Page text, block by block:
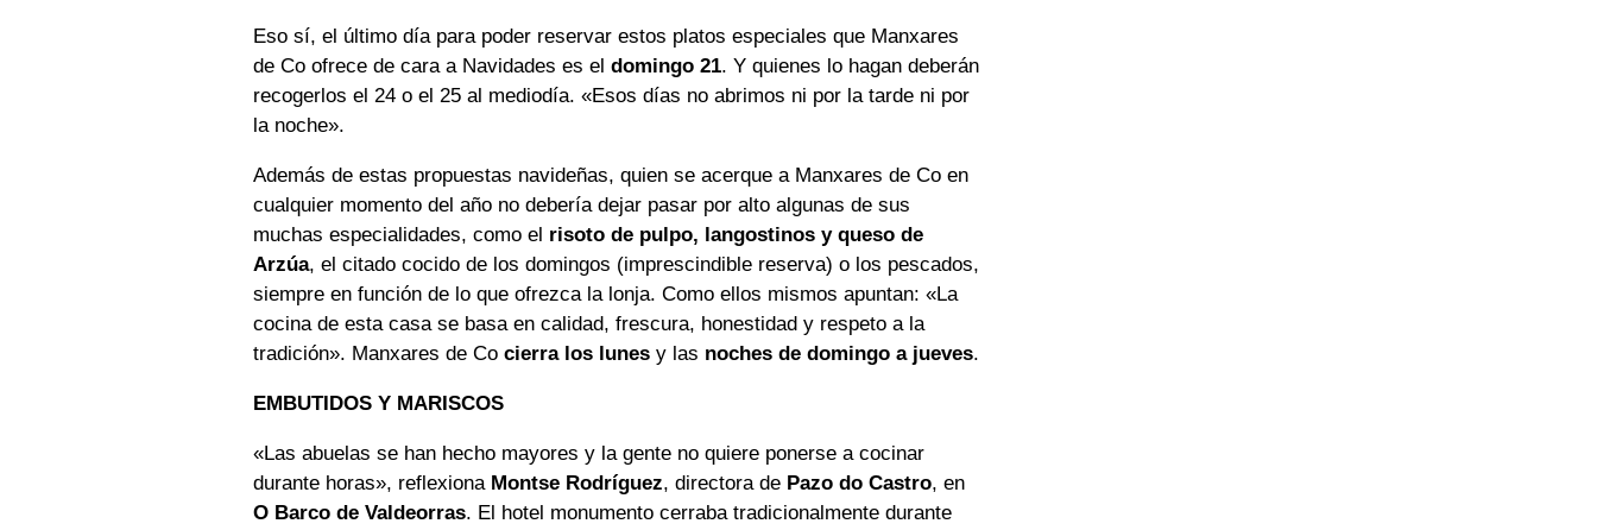
Eso sí, el último día para poder reservar estos platos especiales que Manxares
de Co ofrece de cara a Navidades es el domingo 21. Y quienes lo hagan deberán
recogerlos el 24 o el 25 al mediodía. «Esos días no abrimos ni por la tarde ni por
la noche».
Además de estas propuestas navideñas, quien se acerque a Manxares de Co en
cualquier momento del año no debería dejar pasar por alto algunas de sus
muchas especialidades, como el risoto de pulpo, langostinos y queso de
Arzúa, el citado cocido de los domingos (imprescindible reserva) o los pescados,
siempre en función de lo que ofrezca la lonja. Como ellos mismos apuntan: «La
cocina de esta casa se basa en calidad, frescura, honestidad y respeto a la
tradición». Manxares de Cocierra los lunes y las noches de domingo a jueves.
EMBUTIDOS Y MARISCOS
«Las abuelas se han hecho mayores y la gente no quiere ponerse a cocinar
durante horas», reflexiona Montse Rodríguez, directora de Pazo do Castro, en
O Barco de Valdeorras. El hotel monumento cerraba tradicionalmente durante